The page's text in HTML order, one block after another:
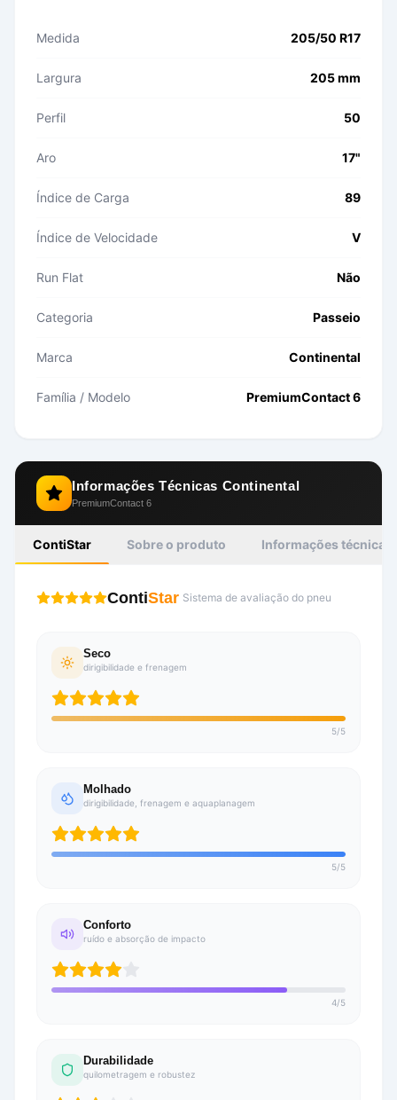
Medida 205/50 R17
Largura 205 mm
Perfil 50
Aro 17"
Índice de Carga 89
Índice de Velocidade V
Run Flat Não
Categoria Passeio
Marca Continental
Família / Modelo PremiumContact 6
Informações Técnicas Continental
PremiumContact 6
ContiStar Sobre o produto Informações técnicas
ContiStar Sistema de avaliação do pneu
Seco
dirigibilidade e frenagem
5/5
Molhado
dirigibilidade, frenagem e aquaplanagem
5/5
Conforto
ruído e absorção de impacto
4/5
Durabilidade
quilometragem e robustez